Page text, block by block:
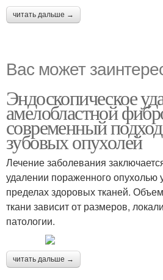
читать дальше →
Вас может
Эндоскопическое
амелобластной
современный
зубовых опухолей
Лечение заболевания
удалении пораженного опухолью
пределах здоровых тканей.
ткани зависит от размеров,
патологии.
читать дальше →